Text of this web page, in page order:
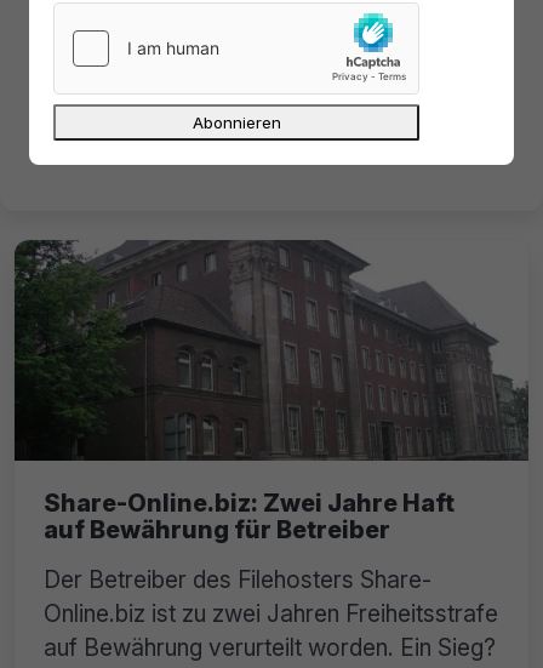
62 Kommentare lesen
Mehr zu dem Thema
Share-Online.biz: Zwei Jahre Haft
auf Bewährung für Betreiber
Der Betreiber des Filehosters Share-
Online.biz ist zu zwei Jahren Freiheitsstrafe
auf Bewährung verurteilt worden. Ein Sieg?